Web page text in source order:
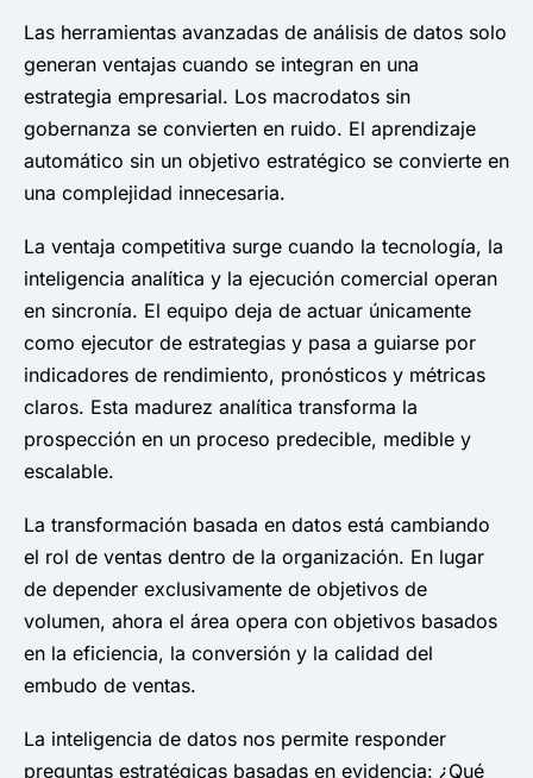
Las herramientas avanzadas de análisis de datos solo
generan ventajas cuando se integran en una
estrategia empresarial. Los macrodatos sin
gobernanza se convierten en ruido. El aprendizaje
automático sin un objetivo estratégico se convierte en
una complejidad innecesaria.
La ventaja competitiva surge cuando la tecnología, la
inteligencia analítica y la ejecución comercial operan
en sincronía. El equipo deja de actuar únicamente
como ejecutor de estrategias y pasa a guiarse por
indicadores de rendimiento, pronósticos y métricas
claros. Esta madurez analítica transforma la
prospección en un proceso predecible, medible y
escalable.
La transformación basada en datos está cambiando
el rol de ventas dentro de la organización. En lugar
de depender exclusivamente de objetivos de
volumen, ahora el área opera con objetivos basados ​​
en la eficiencia, la conversión y la calidad del
embudo de ventas.
La inteligencia de datos nos permite responder
preguntas estratégicas basadas en evidencia: ¿Qué